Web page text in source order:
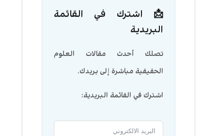
📩 اشترك في القائمة
البريدية
تصلك أحدث مقالات العلوم
الحقيقية مباشرة إلى بريدك.
اشترك في القائمة البريدية: